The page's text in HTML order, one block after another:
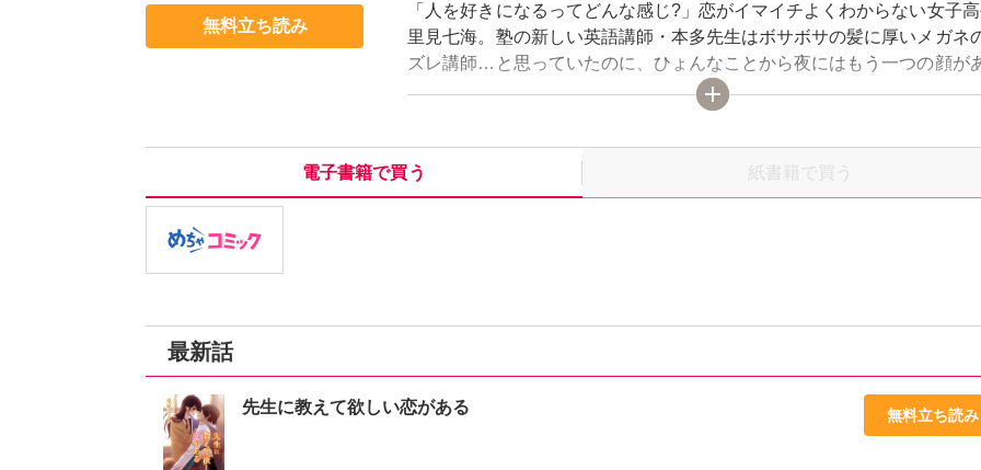
無料立ち読み
「人を好きになるってどんな感じ?」恋がイマイチよくわからない女子高
里見七海。塾の新しい英語講師・本多先生はボサボサの髪に厚いメガネ
ズレ講師…と思っていたのに、ひょんなことから夜にはもう一つの顔が
ことを知って!? メガネを外し、髪を上げたイケメンな先生と二人きりで
週日曜日にヒミツの時間を過ごす。それだけでも嬉しい。でも、もっと
電子書籍で買う
紙書籍で買う
最新話
先生に教えて欲しい恋がある 無料立ち読み